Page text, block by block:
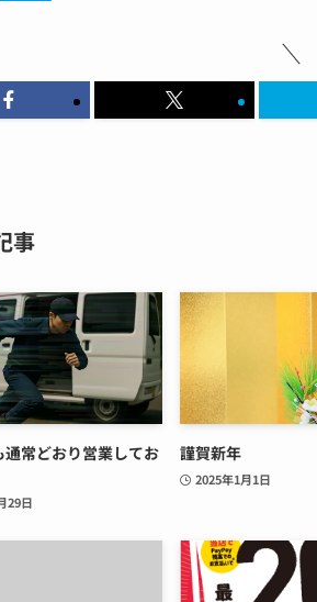
事
通常どおり営業してお
29日
謹賀新年
2025年1月1日